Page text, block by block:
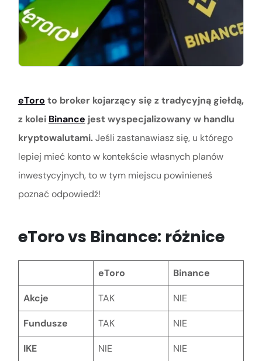
eToro to broker kojarzący się z tradycyjną giełdą,
z kolei Binance jest wyspecjalizowany w handlu
kryptowalutami.Jeśli zastanawiasz się, u którego
lepiej mieć konto w kontekście własnych planów
inwestycyjnych, to w tym miejscu powinieneś
poznać odpowiedź!
eToro vs Binance: różnice
eToro Binance
Akcje TAK NIE
Fundusze TAK NIE
IKE NIE NIE